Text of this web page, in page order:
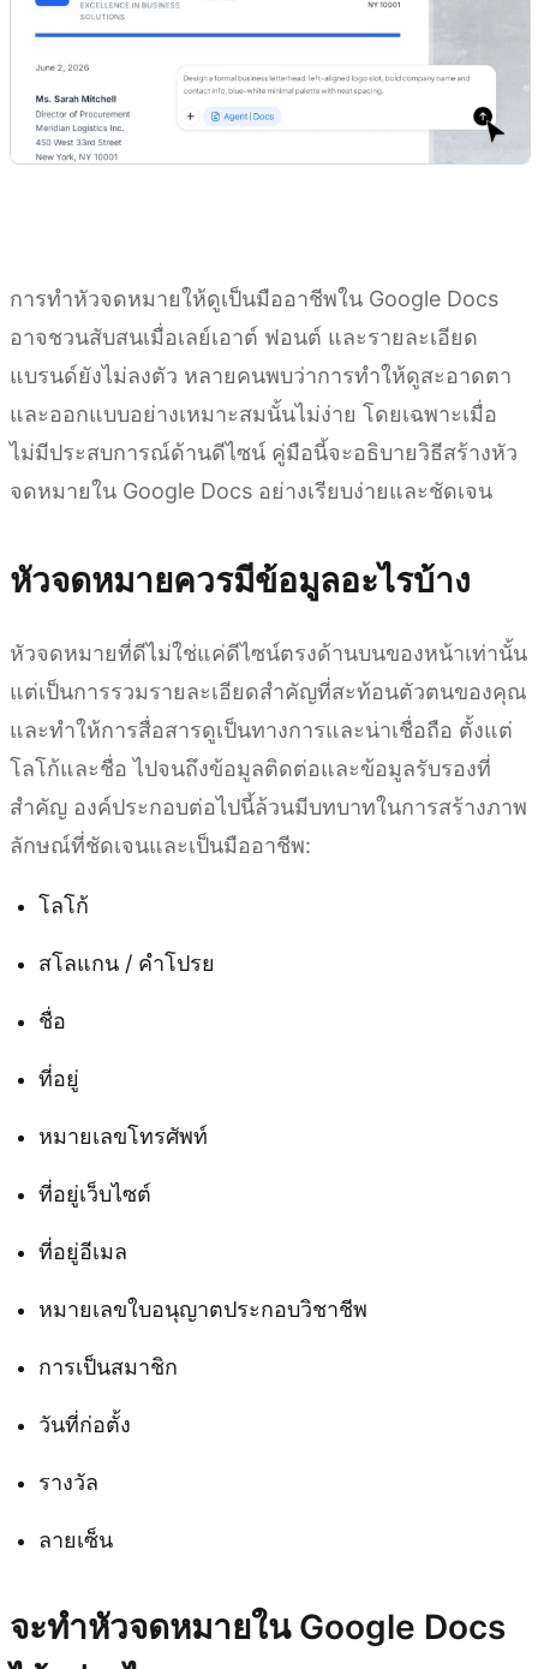
การทำหัวจดหมายให้ดูเป็นมืออาชีพใน Google Docs
อาจชวนสับสนเมื่อเลย์เอาต์ ฟอนต์ และรายละเอียด
แบรนด์ยังไม่ลงตัว หลายคนพบว่าการทำให้ดูสะอาดตา
และออกแบบอย่างเหมาะสมนั้นไม่ง่าย โดยเฉพาะเมื่อ
ไม่มีประสบการณ์ด้านดีไซน์ คู่มือนี้จะอธิบายวิธีสร้างหัว
จดหมายใน Google Docs อย่างเรียบง่ายและชัดเจน
หัวจดหมายควรมีข้อมูลอะไรบ้าง
หัวจดหมายที่ดีไม่ใช่แค่ดีไซน์ตรงด้านบนของหน้าเท่านั้น
แต่เป็นการรวมรายละเอียดสำคัญที่สะท้อนตัวตนของคุณ
และทำให้การสื่อสารดูเป็นทางการและน่าเชื่อถือ ตั้งแต่
โลโก้และชื่อ ไปจนถึงข้อมูลติดต่อและข้อมูลรับรองที่
สำคัญ องค์ประกอบต่อไปนี้ล้วนมีบทบาทในการสร้างภาพ
ลักษณ์ที่ชัดเจนและเป็นมืออาชีพ:
โลโก้
สโลแกน / คำโปรย
ชื่อ
ที่อยู่
หมายเลขโทรศัพท์
ที่อยู่เว็บไซต์
ที่อยู่อีเมล
หมายเลขใบอนุญาตประกอบวิชาชีพ
การเป็นสมาชิก
วันที่ก่อตั้ง
รางวัล
ลายเซ็น
จะทำหัวจดหมายใน Google Docs